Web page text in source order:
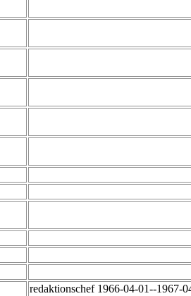
redaktionschef 1966-04-01--1967-